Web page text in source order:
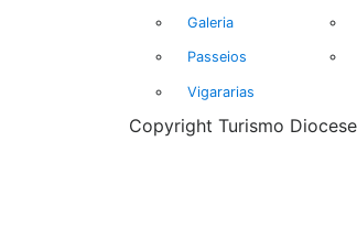
Galeria
Passeios
Vigararias
Copyright Turismo